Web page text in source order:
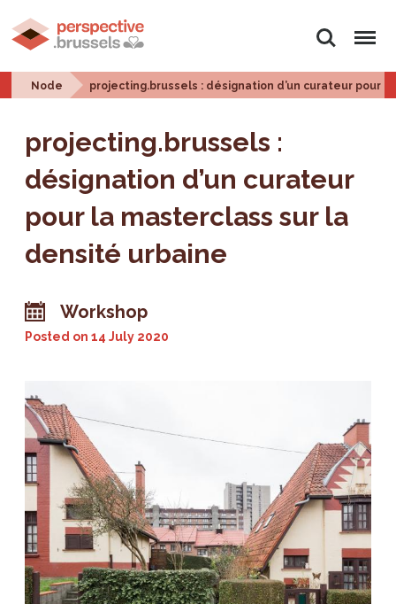
Search Menu
Node projecting.brussels : désignation d’un curateur pour
projecting.brussels :
désignation d’un curateur
pour la masterclass sur la
densité urbaine
Workshop
Posted on14 July 2020